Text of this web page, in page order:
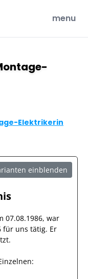
open
menu
Elektrikerin
einblenden
07.08.1986, war
für uns tätig. Er